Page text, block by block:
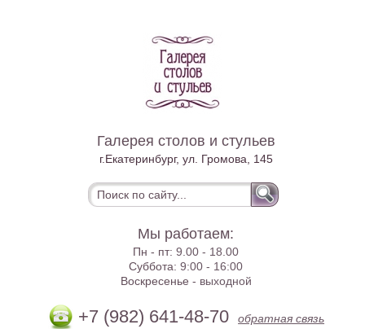
Галерея столов и стульев
г.Екатеринбург, ул. Громова, 145
Мы работаем:
Пн - пт:9.00 - 18.00
Суббота:9:00 - 16:00
Воскресенье - выходной
+7 (982) 641-48-70 обратная связь